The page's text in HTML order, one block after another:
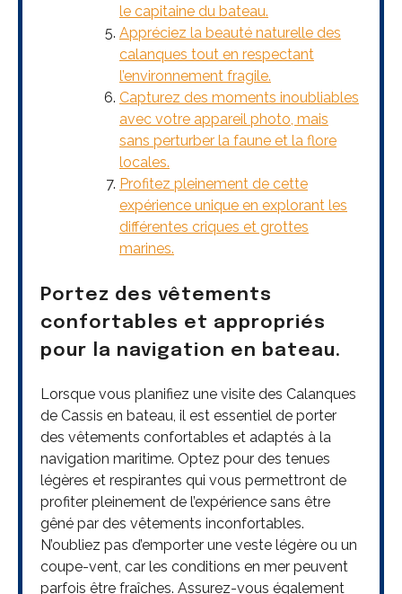
le capitaine du bateau.
Appréciez la beauté naturelle des
calanques tout en respectant
l’environnement fragile.
Capturez des moments inoubliables
avec votre appareil photo, mais
sans perturber la faune et la flore
locales.
Profitez pleinement de cette
expérience unique en explorant les
différentes criques et grottes
marines.
Portez des vêtements
confortables et appropriés
pour la navigation en bateau.
Lorsque vous planifiez une visite des Calanques
de Cassis en bateau, il est essentiel de porter
des vêtements confortables et adaptés à la
navigation maritime. Optez pour des tenues
légères et respirantes qui vous permettront de
profiter pleinement de l’expérience sans être
gêné par des vêtements inconfortables.
N’oubliez pas d’emporter une veste légère ou un
coupe-vent, car les conditions en mer peuvent
parfois être fraîches. Assurez-vous également